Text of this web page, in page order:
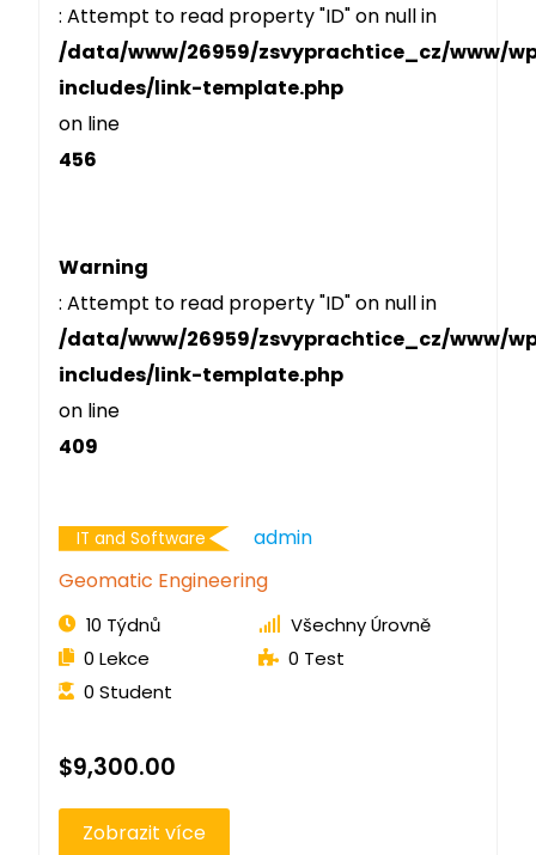
: Attempt to read property "ID" on null in
/data/www/26959/zsvyprachtice_cz/www/
includes/link-template.php
on line
456
Warning
: Attempt to read property "ID" on null in
/data/www/26959/zsvyprachtice_cz/www/
includes/link-template.php
on line
409
IT and Software
Admin
Geomatic Engineering
10 Týdnů
Všechny Úrovně
0 Lekce
0 Test
0 Student
$9,300.00
Zobrazit více